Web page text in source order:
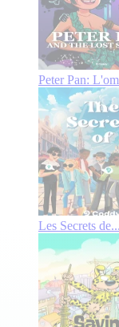
Peter Pan:
Les Secrets de...